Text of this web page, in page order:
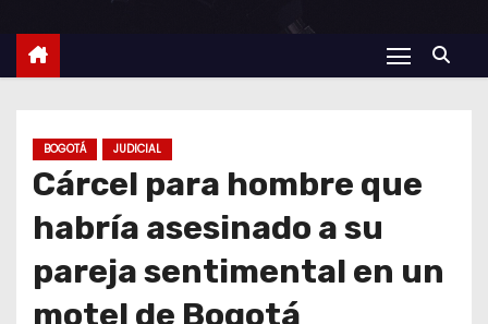
BOGOTÁ JUDICIAL
Cárcel para hombre que
habría asesinado a su
pareja sentimental en un
motel de Bogotá